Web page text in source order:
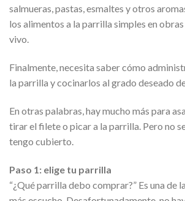
salmueras, pastas, esmaltes y otros
los alimentos a la parrilla simples en
vivo.
Finalmente, necesita saber cómo
la parrilla y cocinarlos al grado deseado
En otras palabras, hay mucho más para
tirar el filete o picar a la parrilla. Pero no
tengo cubierto.
Paso 1: elige tu parrilla
“¿Qué parrilla debo comprar?” Es una de